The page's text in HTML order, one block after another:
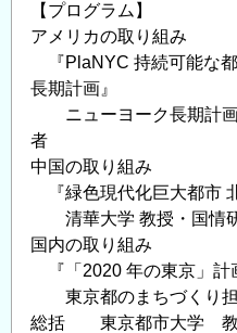
【プログラム】
アメリカの取り組み
『PlaNYC 持続可能な
長期計画』
ニューヨーク長期計画
者
中国の取り組み
『緑色現代化巨大都市
清華大学 教授・国情
国内の取り組み
『「2020 年の東京」
東京都のまちづくり
総括 東京都市大学